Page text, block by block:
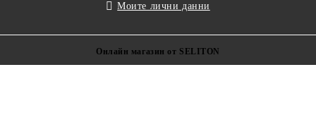
Моите лични данни
Онлайн магазин от SELITON